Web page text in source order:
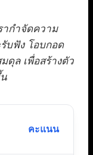
ากำจัดความ
บฟัง โอบกอด
ดุล เพื่อสร้างตัว
คะแนน